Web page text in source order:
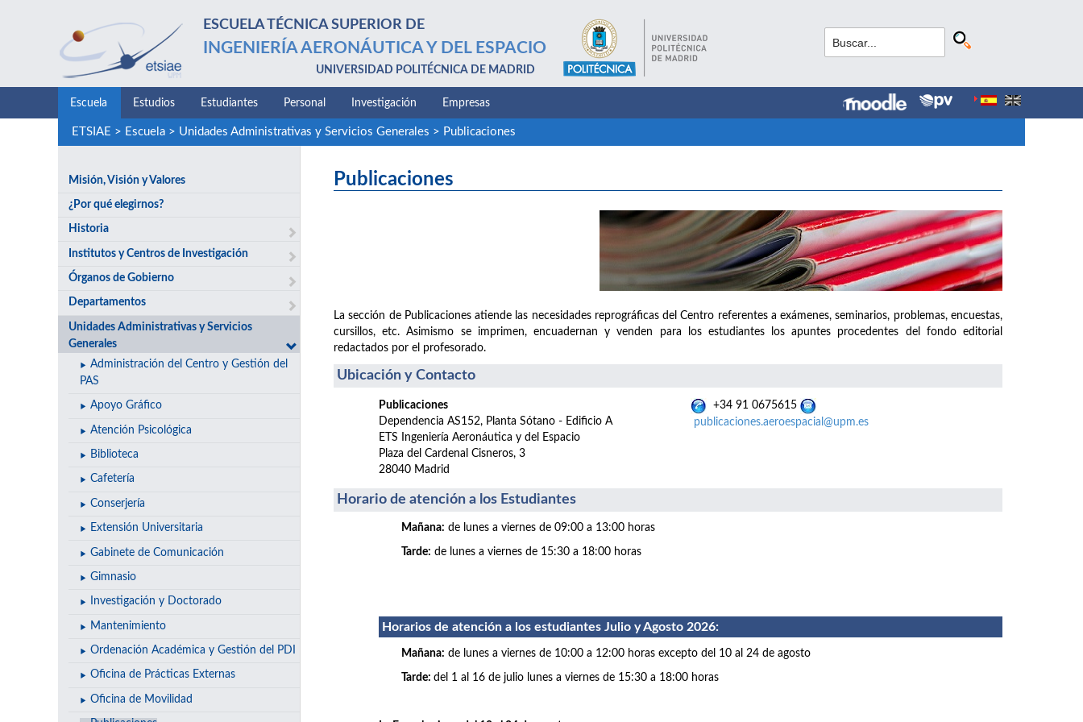
ESCUELA TÉCNICA SUPERIOR DE
INGENIERÍA AERONÁUTICA Y DEL ESPACIO
UNIVERSIDAD POLITÉCNICA DE MADRID
Escuela Estudios Estudiantes Personal Investigación Empresas
ETSIAE > Escuela> Unidades Administrativas y Servicios Generales > Publicaciones
Misión, Visión y Valores
¿Por qué elegirnos?
Historia
Institutos y Centros de Investigación
Órganos de Gobierno
Departamentos
Unidades Administrativas y Servicios
Generales
Administración del Centro y Gestión del
PAS
Apoyo Gráfico
Atención Psicológica
Biblioteca
Cafetería
Conserjería
Extensión Universitaria
Gabinete de Comunicación
Gimnasio
Investigación y Doctorado
Mantenimiento
Ordenación Académica y Gestión del PDI
Oficina de Prácticas Externas
Oficina de Movilidad
Publicaciones
La sección de Publicaciones atiende las necesidades reprográficas del Centro referentes a exámenes, seminarios, problemas, encuestas,
cursillos, etc. Asimismo se imprimen, encuadernan y venden para los estudiantes los apuntes procedentes del fondo editorial
redactados por el profesorado.
Ubicación y Contacto
Publicaciones
Dependencia AS152, Planta Sótano - Edificio A
ETS Ingeniería Aeronáutica y del Espacio
Plaza del Cardenal Cisneros, 3
28040 Madrid
+34 91 0675615
publicaciones.aeroespacial@upm.es
Horario de atención a los Estudiantes
Mañana: de lunes a viernes de 09:00 a 13:00 horas
Tarde: de lunes a viernes de 15:30 a 18:00 horas
Horarios de atención a los estudiantes Julio y Agosto 2026:
Mañana: de lunes a viernes de 10:00 a 12:00 horas excepto del 10 al 24 de agosto
Tarde: del 1 al 16 de julio lunes a viernes de 15:30 a 18:00 horas